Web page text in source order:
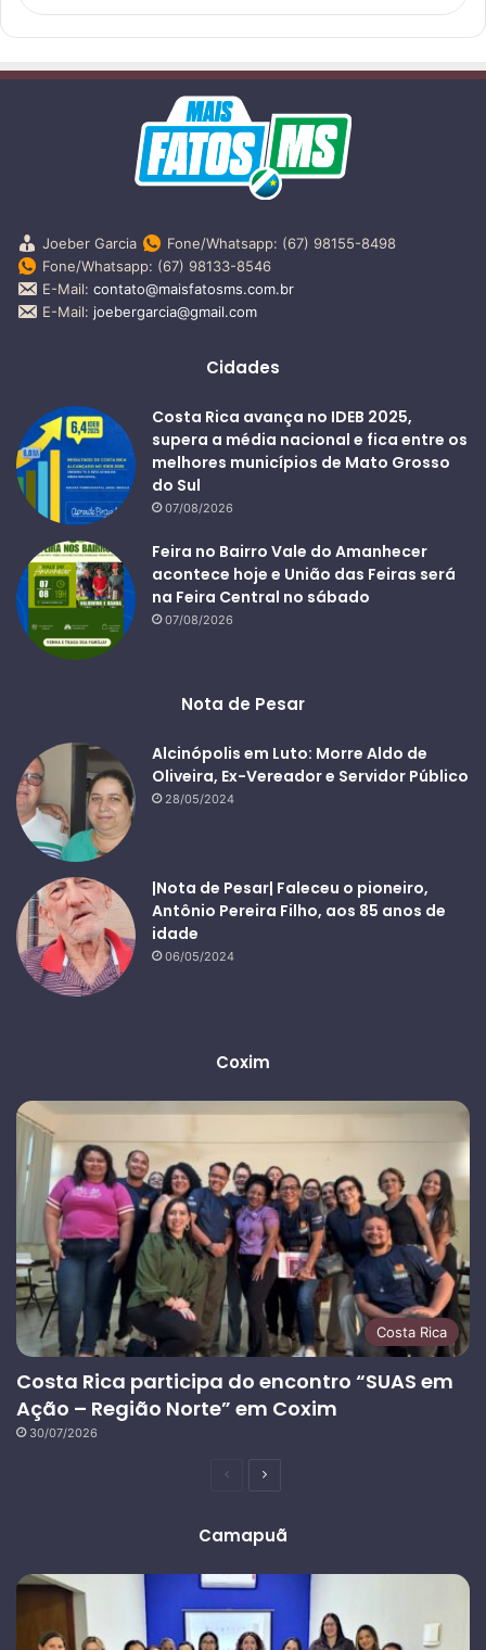
Joeber Garcia
Fone/Whatsapp: (67) 98155-8498
Fone/Whatsapp: (67) 98133-8546
E-Mail: contato@maisfatosms.com.br
E-Mail: joebergarcia@gmail.com
Cidades
Costa Rica avança no IDEB 2025,
supera a média nacional e fica entre os
melhores municípios de Mato Grosso
do Sul
07/08/2026
Feira no Bairro Vale do Amanhecer
acontece hoje e União das Feiras será
na Feira Central no sábado
07/08/2026
Nota de Pesar
Alcinópolis em Luto: Morre Aldo de
Oliveira, Ex-Vereador e Servidor Público
28/05/2024
|Nota de Pesar| Faleceu o pioneiro,
Antônio Pereira Filho, aos 85 anos de
idade
06/05/2024
Coxim
Costa Rica
Costa Rica participa do encontro “SUAS em
Ação – Região Norte” em Coxim
30/07/2026
PáginaPróxima
Camapuã